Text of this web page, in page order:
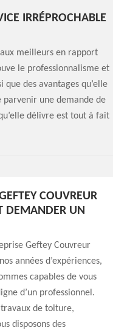
IRRÉPROCHABLE
meilleurs en rapport
le professionnalisme et
que des avantages qu’elle
parvenir une demande de
délivre est tout à fait
COUVREUR
DEMANDER UN
Geftey Couvreur
années d’expériences,
capables de vous
d’un professionnel.
de toiture,
disposons des